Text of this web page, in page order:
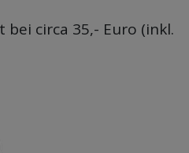
circa 35,- Euro (inkl.